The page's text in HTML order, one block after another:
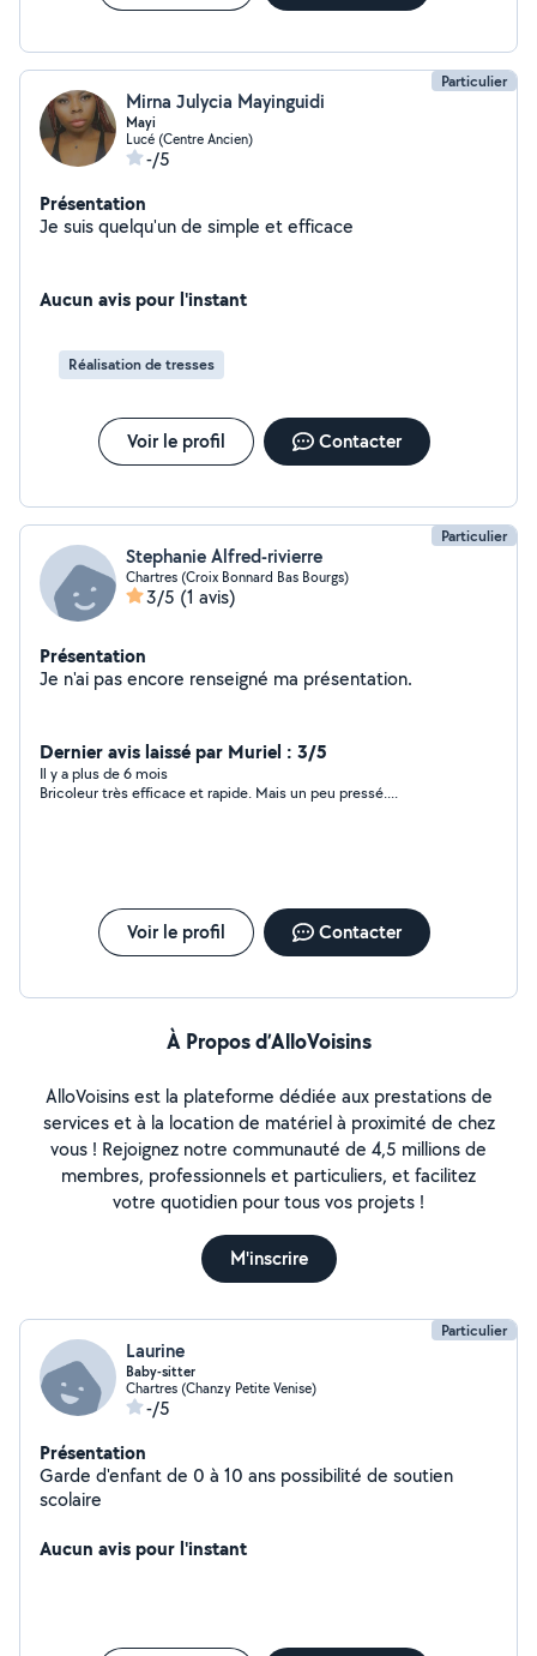
Particulier
Mirna Julycia Mayinguidi
Mayi
Lucé (Centre Ancien)
-/5
Présentation
Je suis quelqu'un de simple et efficace
Aucun avis pour l'instant
Réalisation de tresses
Voir le profil Contacter
Particulier
Stephanie Alfred-rivierre
Chartres (Croix Bonnard Bas Bourgs)
3/5 (1 avis)
Présentation
Je n'ai pas encore renseigné ma présentation.
Dernier avis laissé par Muriel : 3/5
Il y a plus de 6 mois
Bricoleur très efficace et rapide. Mais un peu pressé....
Voir le profil Contacter
À Propos d’AlloVoisins
AlloVoisins est la plateforme dédiée aux prestations de
services et à la location de matériel à proximité de chez
vous ! Rejoignez notre communauté de 4,5 millions de
membres, professionnels et particuliers, et facilitez
votre quotidien pour tous vos projets !
M'inscrire
Particulier
Laurine
Baby-sitter
Chartres (Chanzy Petite Venise)
-/5
Présentation
Garde d'enfant de 0 à 10 ans possibilité de soutien
scolaire
Aucun avis pour l'instant